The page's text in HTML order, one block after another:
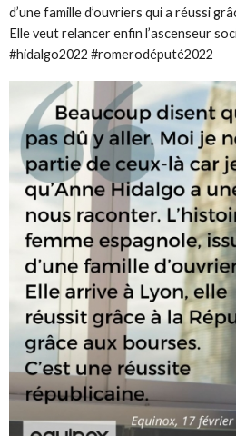
d’une famille d’ouvriers qui a réussi
Elle veut relancer enfin l’ascenseur
#hidalgo2022 #romerodéputé2022